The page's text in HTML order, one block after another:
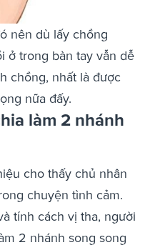
nên dù lấy chồng
ở trong bàn tay vẫn dễ
chồng, nhất là được
nữa đấy.
làm 2 nhánh
cho thấy chủ nhân
chuyện tình cảm.
tính cách vị tha, người
2 nhánh song song